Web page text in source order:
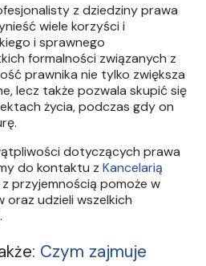
z dziedziny prawa
wiele korzyści i
i sprawnego
formalności związanych z
prawnika nie tylko zwiększa
lecz także pozwala skupić się
życia, podczas gdy on
dotyczących prawa
do kontaktu z Kancelarią
przyjemnością pomoże w
oraz udzieli wszelkich
Czym zajmuje